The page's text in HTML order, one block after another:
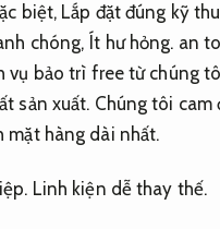
biệt, Lắp đặt đúng kỹ
chóng, Ít hư hỏng. an
vụ bảo trì free từ chúng
sản xuất. Chúng tôi cam
mặt hàng dài nhất.
Linh kiện dễ thay thế.